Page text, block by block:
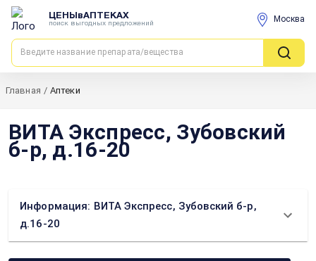
ЦЕНЫвАПТЕКАХ
поиск выгодных предложений Москва
Главная / Аптеки
ВИТА Экспресс, Зубовский
б-р, д.16-20
Информация: ВИТА Экспресс, Зубовский б-р,
д.16-20